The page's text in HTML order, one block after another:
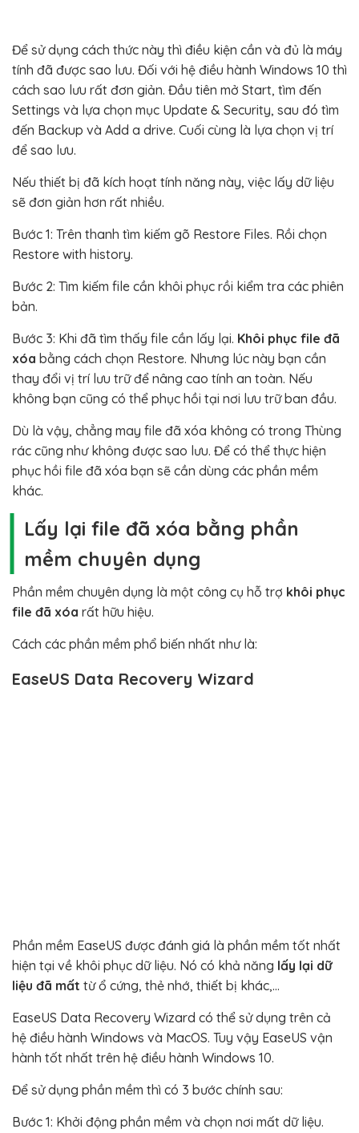
Để sử dụng cách thức này thì điều kiện cần và đủ là máy
tính đã được sao lưu. Đối với hệ điều hành Windows 10 thì
cách sao lưu rất đơn giản. Đầu tiên mở Start, tìm đến
Settings và lựa chọn mục Update & Security, sau đó tìm
đến Backup và Add a drive. Cuối cùng là lựa chọn vị trí
để sao lưu.
Nếu thiết bị đã kích hoạt tính năng này, việc lấy dữ liệu
sẽ đơn giản hơn rất nhiều.
Bước 1: Trên thanh tìm kiếm gõ Restore Files. Rồi chọn
Restore with history.
Bước 2: Tìm kiếm file cần khôi phục rồi kiểm tra các phiên
bản.
Bước 3: Khi đã tìm thấy file cần lấy lại. Khôi phục file đã
xóa bằng cách chọn Restore. Nhưng lúc này bạn cần
thay đổi vị trí lưu trữ để nâng cao tính an toàn. Nếu
không bạn cũng có thể phục hồi tại nơi lưu trữ ban đầu.
Dù là vậy, chẳng may file đã xóa không có trong Thùng
rác cũng như không được sao lưu. Để có thể thực hiện
phục hồi file đã xóa bạn sẽ cần dùng các phần mềm
khác.
Lấy lại file đã xóa bằng phần
mềm chuyên dụng
Phần mềm chuyên dụng là một công cụ hỗ trợ khôi phục
file đã xóa rất hữu hiệu.
Cách các phần mềm phổ biến nhất như là:
EaseUS Data Recovery Wizard
Phần mềm EaseUS được đánh giá là phần mềm tốt nhất
hiện tại về khôi phục dữ liệu. Nó có khả năng lấy lại dữ
liệu đã mất từ ổ cứng, thẻ nhớ, thiết bị khác,…
EaseUS Data Recovery Wizard có thể sử dụng trên cả
hệ điều hành Windows và MacOS. Tuy vậy EaseUS vận
hành tốt nhất trên hệ điều hành Windows 10.
Để sử dụng phần mềm thì có 3 bước chính sau:
Bước 1: Khởi động phần mềm và chọn nơi mất dữ liệu.